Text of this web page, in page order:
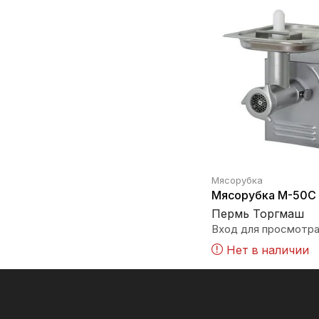
Мясорубка
Мясорубка М-50С
Пермь Торгмаш
Вход для
Нет в наличии